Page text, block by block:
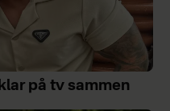
på tv sammen